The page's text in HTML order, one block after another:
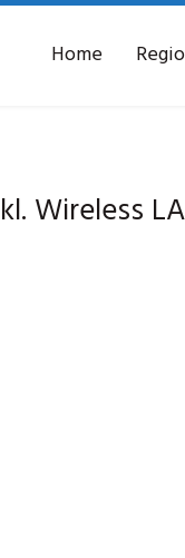
Home
Wireless